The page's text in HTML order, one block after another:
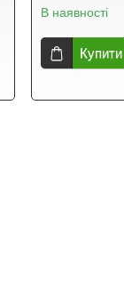
В наявності
Купити